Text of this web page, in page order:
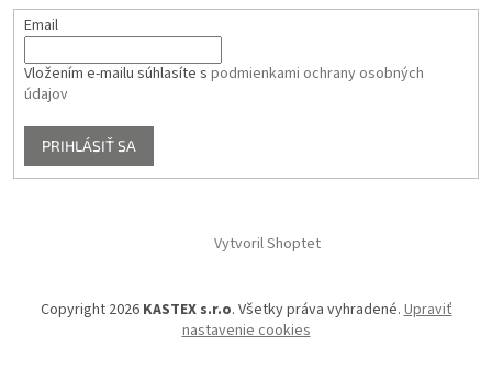
Email
Vložením e-mailu súhlasíte s podmienkami ochrany osobných
údajov
PRIHLÁSIŤ SA
Vytvoril Shoptet
Copyright 2026 KASTEX s.r.o. Všetky práva vyhradené. Upraviť
nastavenie cookies